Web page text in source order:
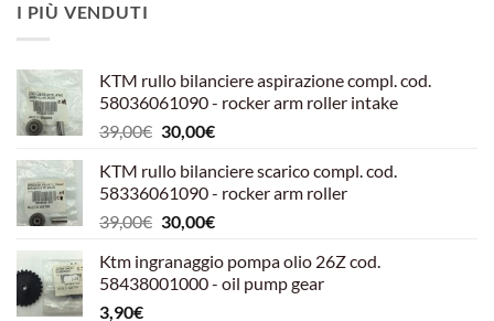
I PIÙ VENDUTI
KTM rullo bilanciere aspirazione compl. cod.
58036061090 - rocker arm roller intake
39,00€ Il
originale
era:
39,00€.
30,00€Il
attuale
è:
30,00€.
KTM rullo bilanciere scarico compl. cod.
58336061090 - rocker arm roller
39,00€ Il
originale
era:
30,00€Il
attuale
è:
Ktm ingranaggio pompa olio 26Z cod.
58438001000 - oil pump gear
3,90€